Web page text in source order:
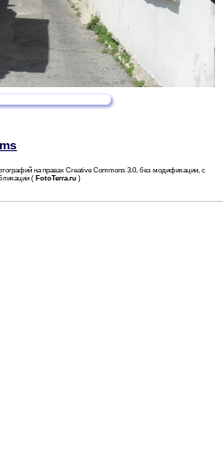
на правах Creative Commons 3.0, без модификации, с
( FotoTerra.ru )